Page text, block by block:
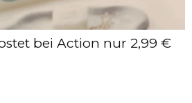
bei Action nur 2,99 €